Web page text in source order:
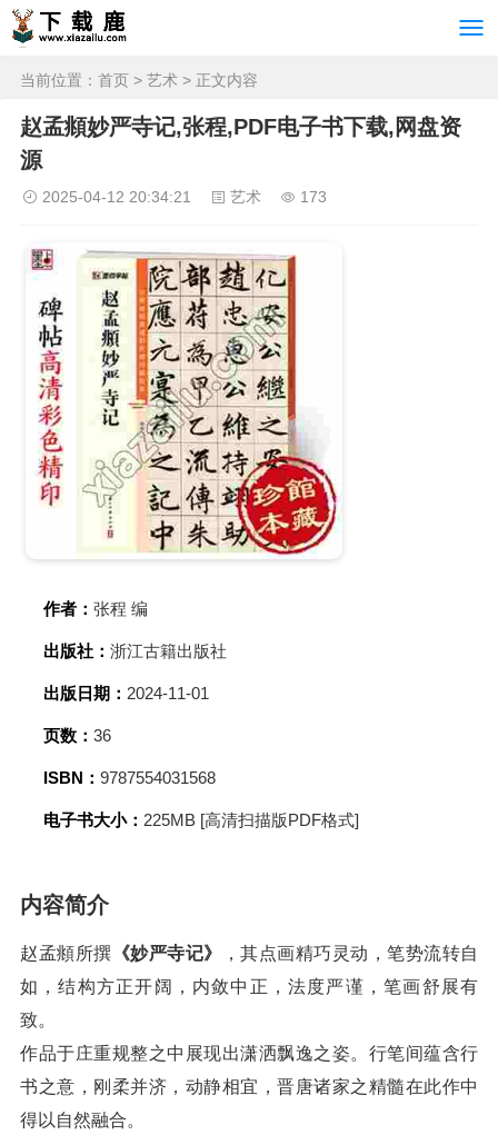
当前位置： 首页 > 艺术 > 正文内容
赵孟頫妙严寺记,张程,PDF电子书下载,网盘资
源
2025-04-12 20:34:21 艺术 173
作者： 张程 编
出版社： 浙江古籍出版社
出版日期： 2024-11-01
页数： 36
ISBN： 9787554031568
电子书大小： 225MB [高清扫描版PDF格式]
内容简介
赵孟頫所撰 《妙严寺记》
，其点画精巧灵动，笔势流转自
如，结构方正开阔，内敛中正，法度严谨，笔画舒展有
致。
作品于庄重规整之中展现出潇洒飘逸之姿。行笔间蕴含行
书之意，刚柔并济，动静相宜，晋唐诸家之精髓在此作中
得以自然融合。